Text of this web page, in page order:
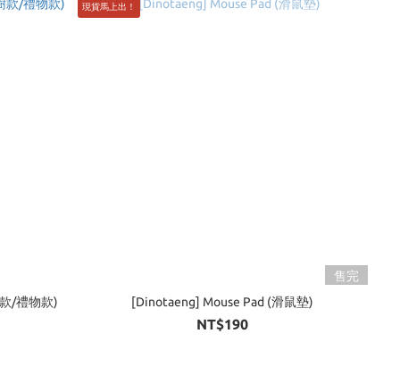
/禮物款)
現貨馬上出！
售完
[Dinotaeng] Mouse Pad (滑鼠墊)
NT$190